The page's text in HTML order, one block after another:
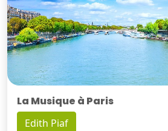
La Musique à Paris
Edith Piaf